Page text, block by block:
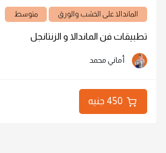
الماندالا على الخشب والورق متوسط
تطبيقات فن الماندالا و الزنتانجل
أماني محمد